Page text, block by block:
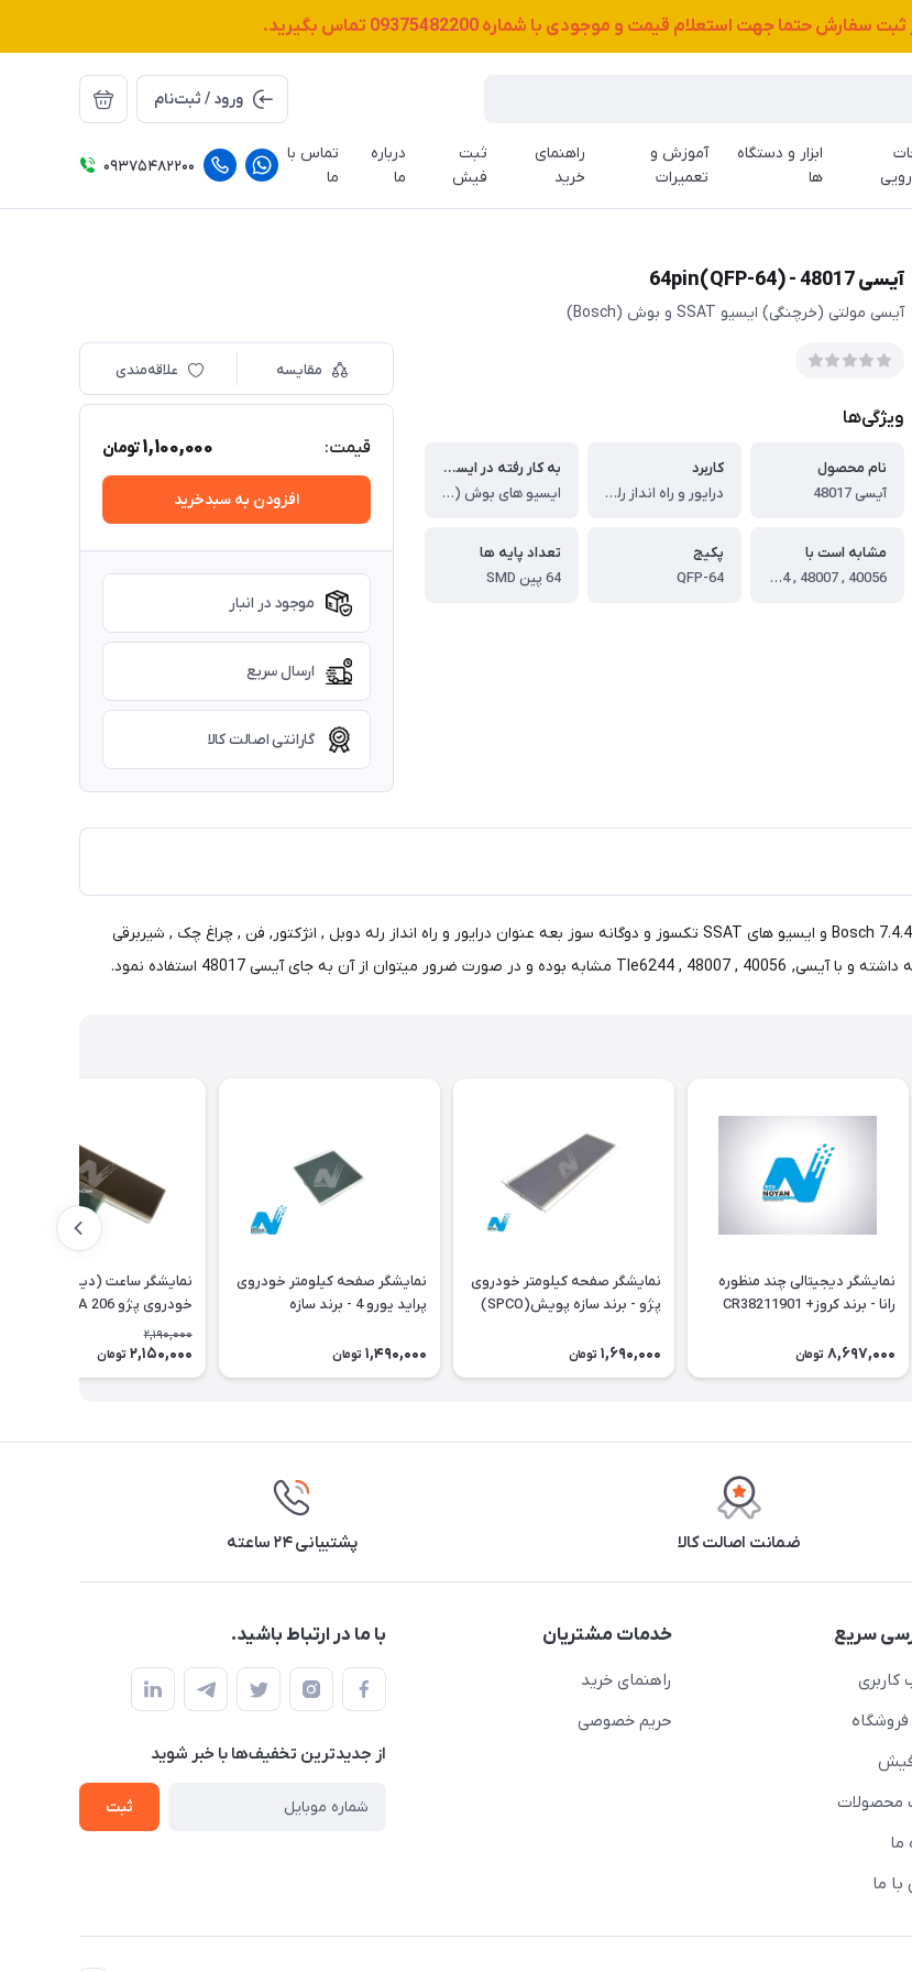
ثبت سفارش حتما جهت استعلام قیمت و موجودی با شماره 09375482200 تماس بگیرید.
ورود / ثبت‌نام
ابزار و دستگاه
ها
آموزش و
تعمیرات
راهنمای
خرید
ثبت
فیش
درباره
ما
تماس با
ما
09375482200
آیسی 48017 - 64pin(QFP-64)
آیسی مولتی (خرچنگی) ایسیو SSAT و بوش (Bosch)
ویژگی‌ها
نام محصول
آیسی 48017
کاربرد
درایور و راه انداز رله دوبل , انژکتور, فن , چراغ چک , شیربرقی کنیستر , گرم کن سنسور اکسیژن و کولر
به کار رفته در ایسیو های
ایسیو های بوش (Bosch) Bosch 7.4.4 , Bosch 7.9.7 , Bosch 7.9.7.1 و ایسیو های SSAT تکسوز و دوگانه سوز
مشابه است با
40056 , 48007 , Tle6244
پکیج
QFP-64
تعداد پایه ها
64 پین SMD
مقایسه علاقه‌مندی
قیمت: 1,100,000تومان
افزودن به سبدخرید
موجود در انبار
ارسال سریع
گارانتی اصالت کالا
از آیسی 48017 در ایسیو های بوش (Bosch) Bosch 7.4.4 , Bosch 7.9.7 , Bosch 7.9.7.1 و ایسیو های SSAT تکسوز و دوگانه سوز بعه عنوان درایور و راه انداز رله دوبل , انژکتور, فن , چراغ چک , شیربرقی
نمایشگر دیجیتالی چند منظوره
رانا - برند کروز+ CR38211901
8,697,000 تومان
نمایشگر صفحه کیلومتر خودروی
پژو - برند سازه پویش(SPCO)
1,690,000 تومان
نمایشگر صفحه کیلومتر خودروی
پراید یورو 4 - برند سازه
1,490,000 تومان
نمایشگر ساعت (دیسپلی)
اورجینال
2,190,000
2,150,000 تومان
ضمانت اصالت کالا پشتیبانی ۲۴ ساعته
سریع
محصولات
ما
ما
خدمات مشتریان
راهنمای خرید
حریم خصوصی
با ما در ارتباط باشید.
از جدید‌ترین تخفیف‌ها با‌ خبر شوید
ثبت